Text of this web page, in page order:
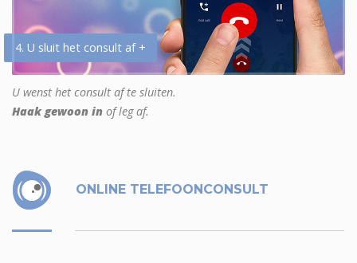
4. U sluit het consult af +
U wenst het consult af te sluiten.
Haak gewoon in of leg af.
ONLINE TELEFOONCONSULT